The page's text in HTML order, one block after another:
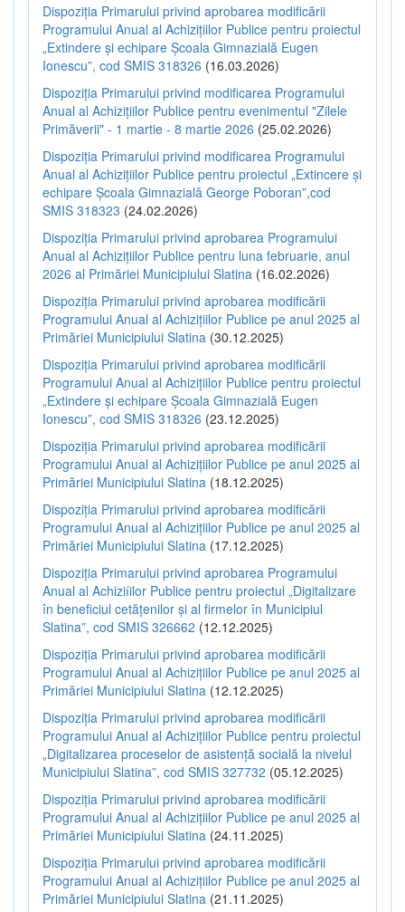
Dispoziția Primarului privind aprobarea modificării
Programului Anual al Achizițiilor Publice pentru proiectul
„Extindere și echipare Școala Gimnazială Eugen
Ionescu”, cod SMIS 318326 (16.03.2026)
Dispoziția Primarului privind modificarea Programului
Anual al Achizițiilor Publice pentru evenimentul "Zilele
Primăverii" - 1 martie - 8 martie 2026 (25.02.2026)
Dispoziția Primarului privind modificarea Programului
Anual al Achizițiilor Publice pentru proiectul „Extincere și
echipare Școala Gimnazială George Poboran”,cod
SMIS 318323 (24.02.2026)
Dispoziția Primarului privind aprobarea Programului
Anual al Achizițiilor Publice pentru luna februarie, anul
2026 al Primăriei Municipiului Slatina (16.02.2026)
Dispoziția Primarului privind aprobarea modificării
Programului Anual al Achizițiilor Publice pe anul 2025 al
Primăriei Municipiului Slatina (30.12.2025)
Dispoziția Primarului privind aprobarea modificării
Programului Anual al Achizițiilor Publice pentru proiectul
„Extindere și echipare Școala Gimnazială Eugen
Ionescu”, cod SMIS 318326 (23.12.2025)
Dispoziția Primarului privind aprobarea modificării
Programului Anual al Achizițiilor Publice pe anul 2025 al
Primăriei Municipiului Slatina (18.12.2025)
Dispoziția Primarului privind aprobarea modificării
Programului Anual al Achizițiilor Publice pe anul 2025 al
Primăriei Municipiului Slatina (17.12.2025)
Dispoziția Primarului privind aprobarea Programului
Anual al Achiziíilor Publice pentru proiectul „Digitalizare
în beneficiul cetățenilor și al firmelor în Municipiul
Slatina”, cod SMIS 326662 (12.12.2025)
Dispoziția Primarului privind aprobarea modificării
Programului Anual al Achizițiilor Publice pe anul 2025 al
Primăriei Municipiului Slatina (12.12.2025)
Dispoziția Primarului privind aprobarea modificării
Programului Anual al Achizițiilor Publice pentru proiectul
„Digitalizarea proceselor de asistență socială la nivelul
Municipiului Slatina”, cod SMIS 327732 (05.12.2025)
Dispoziția Primarului privind aprobarea modificării
Programului Anual al Achizițiilor Publice pe anul 2025 al
Primăriei Municipiului Slatina (24.11.2025)
Dispoziția Primarului privind aprobarea modificării
Programului Anual al Achizițiilor Publice pe anul 2025 al
Primăriei Municipiului Slatina (21.11.2025)